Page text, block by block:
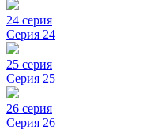
24 серия
Серия 24
25 серия
Серия 25
26 серия
Серия 26